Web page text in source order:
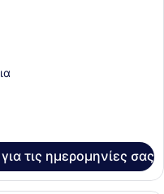
τις ημερομηνίες σας